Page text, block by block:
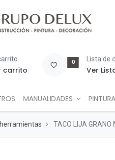
carrito
0 Lista de
Ver
MANUALIDADES PINTURA
herramientas TACO LIJA GRANO